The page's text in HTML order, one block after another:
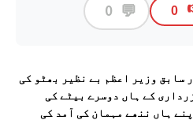
0
💬
0
سابق وزیر اعظم بے نظیر بھٹو کی
کے ہاں دوسرے بیٹے کی
ہاں ننھے مہمان کی آمد کی